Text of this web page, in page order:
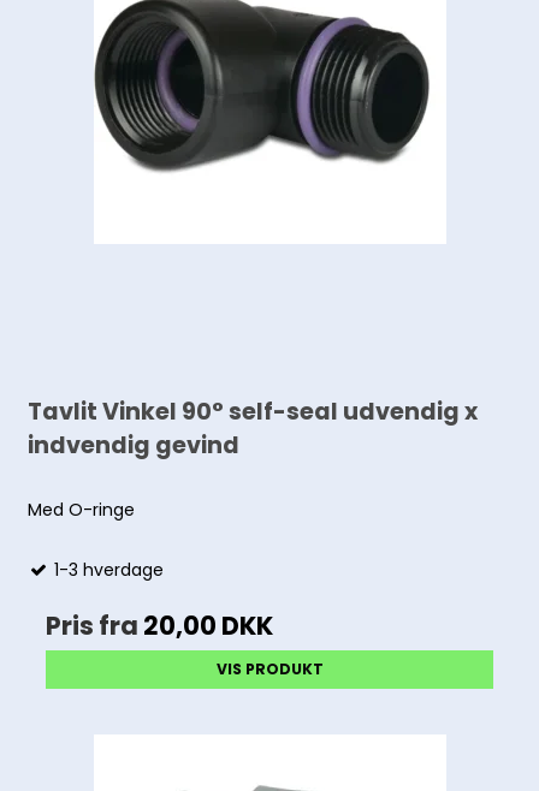
Tavlit Vinkel 90° self-seal udvendig x
indvendig gevind
Med O-ringe
1-3 hverdage
Pris fra 20,00 DKK
VIS PRODUKT